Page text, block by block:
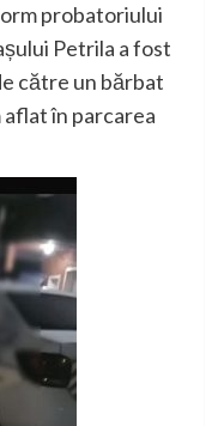
probatoriului
Petrila a fost
către un bărbat
în parcarea